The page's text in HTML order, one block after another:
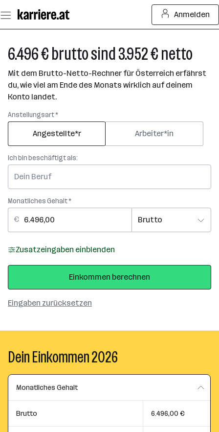
Seiteninhalt
springen
Anmelden
6.496 € brutto sind 3.952 € netto
Mit dem Brutto-Netto-Rechner für Österreich erfährst
du, wie viel am Ende des Monats wirklich auf deinem
Konto landet.
Anstellungsart *
Angestellte*r Arbeiter*in
Ich bin beschäftigt als:
Monatliches Gehalt *
Zusatzeingaben einblenden
Eingaben zurücksetzen
Einkommen berechnen
Dein Einkommen 2026
Monatliches Gehalt
Brutto 6.496,00 €